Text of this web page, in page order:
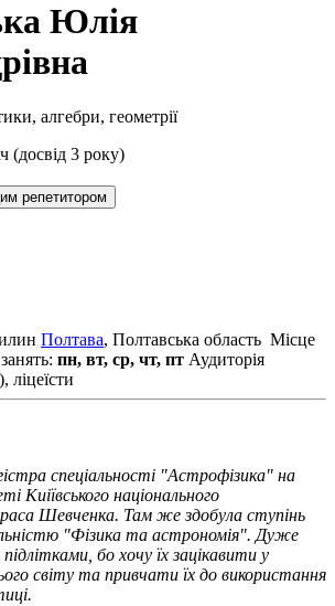
Юлія
алгебри, геометрії
(досвід 3 року)
репетитором
Полтава, Полтавська область Місце
пн, вт, ср, чт, пт Аудиторія
ліцеїсти
спеціальності "Астрофізика" на
Киіївського національного
Шевченка. Там же здобула ступінь
"Фізика та астрономія". Дуже
бо хочу їх зацікавити у
світу та привчати їх до використання